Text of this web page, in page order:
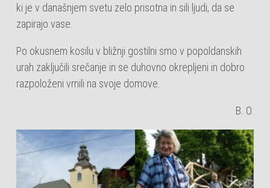
ki je v današnjem svetu zelo prisotna in sili ljudi, da se
zapirajo vase.
Po okusnem kosilu v bližnji gostilni smo v popoldanskih
urah zaključili srečanje in se duhovno okrepljeni in dobro
razpoloženi vrnili na svoje domove.
B. O.